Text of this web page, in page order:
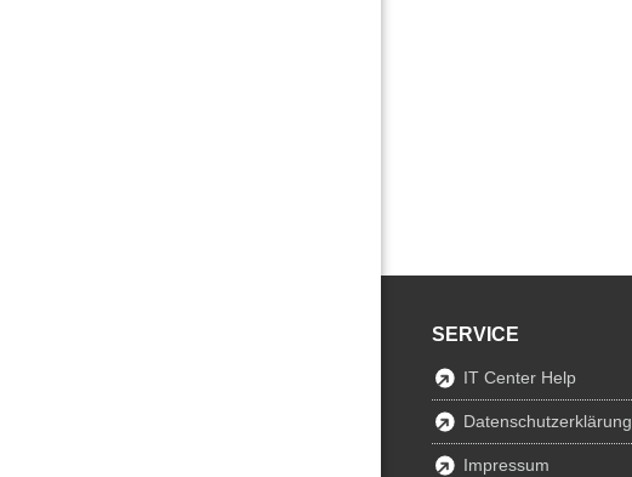
SERVICE
IT Center Help
Datenschutzerklärung
Impressum